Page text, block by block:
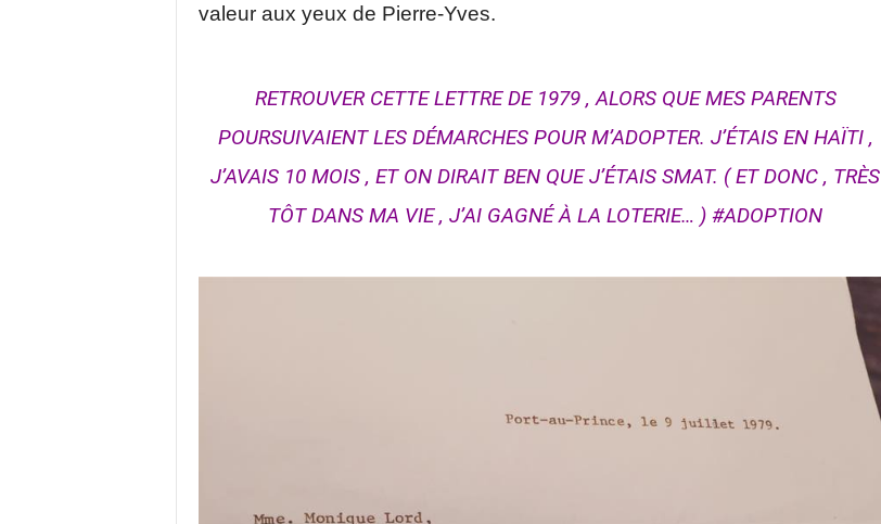
valeur aux yeux de Pierre-Yves.
RETROUVER CETTE LETTRE DE 1979 , ALORS QUE MES PARENTS
POURSUIVAIENT LES DÉMARCHES POUR M’ADOPTER. J’ÉTAIS EN HAÏTI ,
J’AVAIS 10 MOIS , ET ON DIRAIT BEN QUE J’ÉTAIS SMAT. ( ET DONC , TRÈS
TÔT DANS MA VIE , J’AI GAGNÉ À LA LOTERIE… ) #ADOPTION